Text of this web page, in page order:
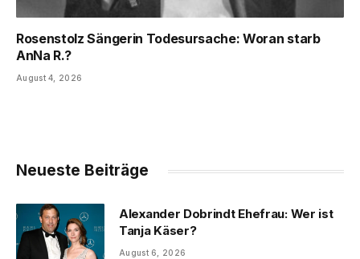
Rosenstolz Sängerin Todesursache: Woran starb
AnNa R.?
August 4, 2026
Neueste Beiträge
Alexander Dobrindt Ehefrau: Wer ist
Tanja Käser?
August 6, 2026